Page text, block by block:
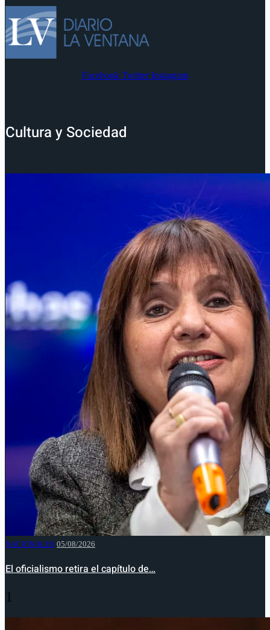
Facebook Twitter Instagram
Cultura y Sociedad
NACIONALES 05/08/2026
El oficialismo retira el capítulo de…
1